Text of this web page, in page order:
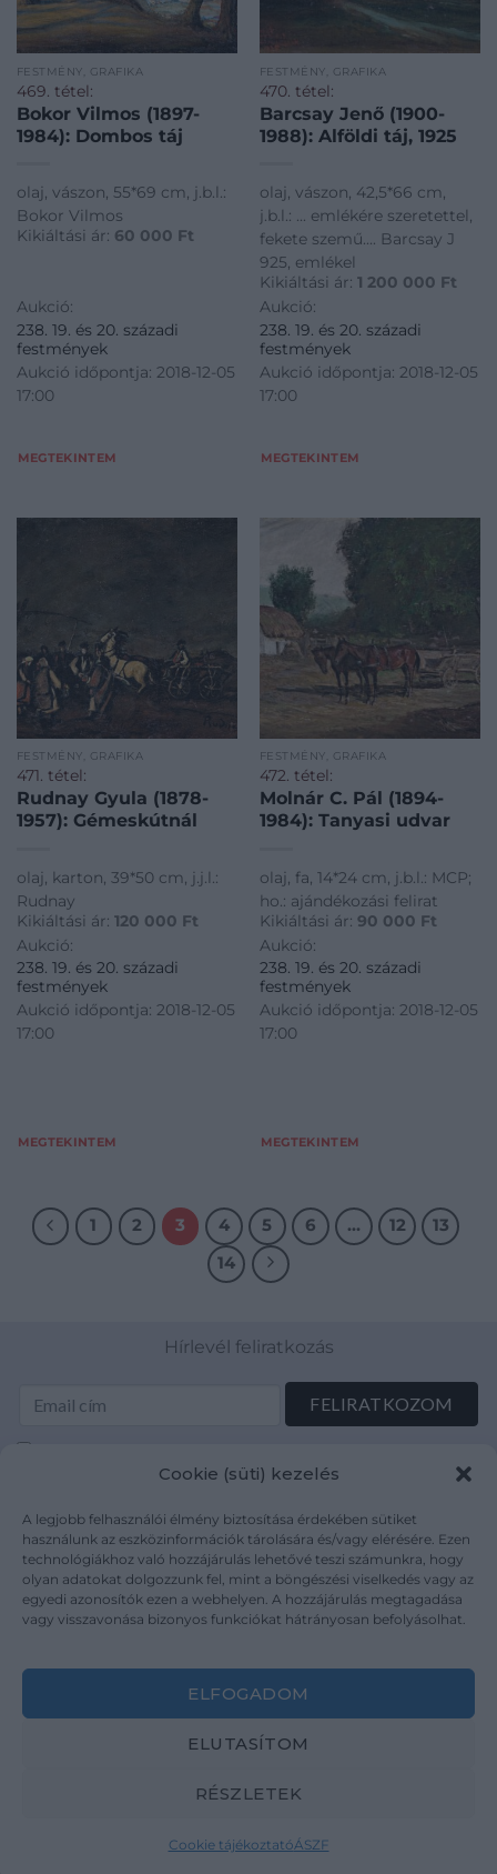
Cookie (süti) kezelés
A legjobb felhasználói élmény biztosítása érdekében sütiket
használunk az eszközinformációk tárolására és/vagy elérésére. Ezen
technológiákhoz való hozzájárulás lehetővé teszi számunkra, hogy
olyan adatokat dolgozzunk fel, mint a böngészési viselkedés vagy az
egyedi azonosítók ezen a webhelyen. A hozzájárulás megtagadása
vagy visszavonása bizonyos funkciókat hátrányosan befolyásolhat.
ELFOGADOM
ELUTASÍTOM
RÉSZLETEK
Cookie tájékoztatóÁSZF
FESTMÉNY, GRAFIKA
469. tétel:
Bokor Vilmos (1897-
1984): Dombos táj
olaj, vászon, 55*69 cm, j.b.l.:
Bokor Vilmos
Kikiáltási ár: 60 000 Ft
Aukció:
238. 19. és 20. századi
festmények
Aukció időpontja: 2018-12-05
17:00
MEGTEKINTEM
FESTMÉNY, GRAFIKA
470. tétel:
Barcsay Jenő (1900-
1988): Alföldi táj, 1925
olaj, vászon, 42,5*66 cm,
j.b.l.: ... emlékére szeretettel,
fekete szemű.... Barcsay J
925, emlékel
Kikiáltási ár: 1 200 000 Ft
Aukció:
238. 19. és 20. századi
festmények
Aukció időpontja: 2018-12-05
17:00
MEGTEKINTEM
FESTMÉNY, GRAFIKA
471. tétel:
Rudnay Gyula (1878-
1957): Gémeskútnál
olaj, karton, 39*50 cm, j.j.l.:
Rudnay
Kikiáltási ár: 120 000 Ft
Aukció:
238. 19. és 20. századi
festmények
Aukció időpontja: 2018-12-05
17:00
MEGTEKINTEM
FESTMÉNY, GRAFIKA
472. tétel:
Molnár C. Pál (1894-
1984): Tanyasi udvar
olaj, fa, 14*24 cm, j.b.l.: MCP;
ho.: ajándékozási felirat
Kikiáltási ár: 90 000 Ft
Aukció:
238. 19. és 20. századi
festmények
Aukció időpontja: 2018-12-05
17:00
MEGTEKINTEM
1 2 3 4 5 6 … 12
13
14
Hírlevél feliratkozás
mutargy.com/adatkezelesi-tajekoztato/
Rólunk
Médiaajánlat
Karrier
Kapcsolat
Áraink
ÁSZF
Adatvédelem
Impresszum
Kövesse a műtárgy.com-ot